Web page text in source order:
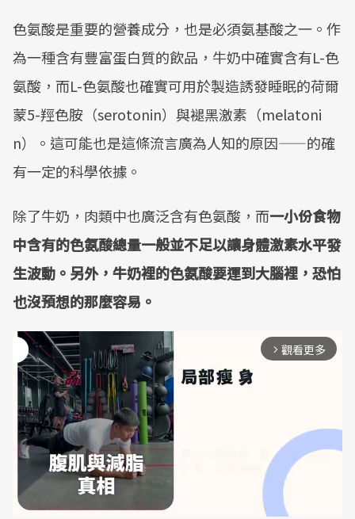
色氨酸是重要的營養成分，也是必須氨基酸之一。作
為一種含有豐富蛋白質的飲品，牛奶中確實含有L-色
氨酸，而L-色氨酸也確實可用於製造誘發睡眠的荷爾
蒙5-羥色胺（serotonin）與褪黑激素（melatoni
n）。這可能也是這條流言廣為人知的原因——的確
有一定的科學依據。
除了牛奶，肉類中也廣泛含有色氨酸，而一小份食物
中含有的色氨酸總量一般並不足以讓身體激素水平發
生波動。另外，牛奶裡的色氨酸要運到大腦裡，恐怕
也沒預想的那麼容易。
arrow_forward_ios 觀看更多